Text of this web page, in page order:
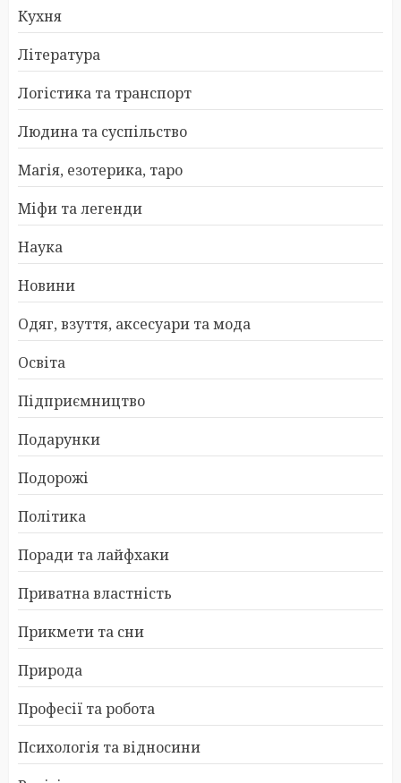
Кухня
Література
Логістика та транспорт
Людина та суспільство
Магія, езотерика, таро
Міфи та легенди
Наука
Новини
Одяг, взуття, аксесуари та мода
Освіта
Підприємництво
Подарунки
Подорожі
Політика
Поради та лайфхаки
Приватна властність
Прикмети та сни
Природа
Професії та робота
Психологія та відносини